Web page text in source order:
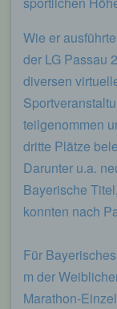
Wie er
der LG Passau
diversen
teilgenommen
dritte Plätze
Darunter u.a.
Bayerische
konnten nach
Für
m der
Marathon-